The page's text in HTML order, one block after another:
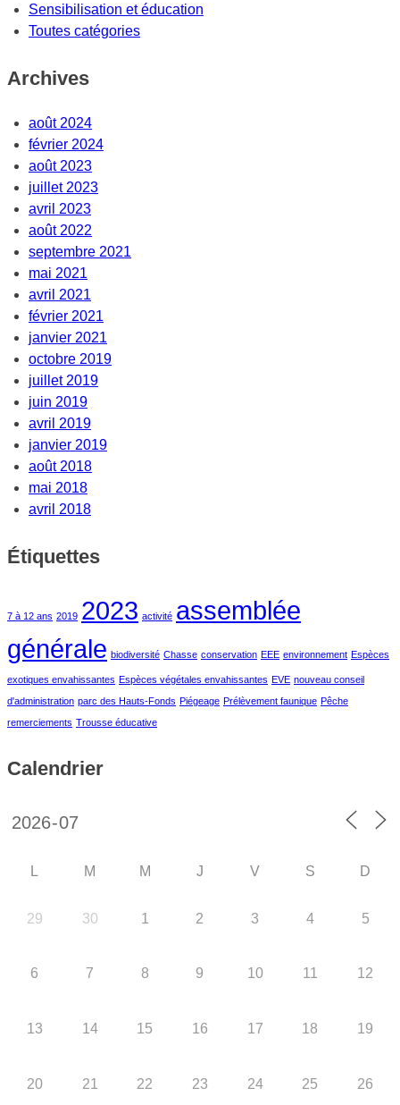
Sensibilisation et éducation
Toutes catégories
Archives
août 2024
février 2024
août 2023
juillet 2023
avril 2023
août 2022
septembre 2021
mai 2021
avril 2021
février 2021
janvier 2021
octobre 2019
juillet 2019
juin 2019
avril 2019
janvier 2019
août 2018
mai 2018
avril 2018
Étiquettes
7 à 12 ans 2019 2023 activité assemblée
générale biodiversité Chasse conservation EEE environnement Espèces
exotiques envahissantes Espèces végétales envahissantes EVE nouveau conseil
d'administration parc des Hauts-Fonds Piégeage Prélèvement faunique Pêche
remerciements Trousse éducative
Calendrier
L M M J V S D
29 30 1 2 3 4 5
6 7 8 9 10 11 12
13 14 15 16 17 18 19
20 21 22 23 24 25 26